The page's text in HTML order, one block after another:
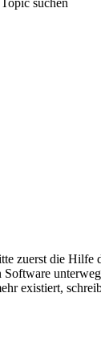
suchen
zuerst die Hilfe
existiert,